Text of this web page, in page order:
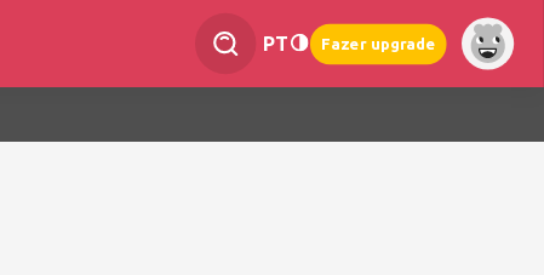
PT Fazer upgrade